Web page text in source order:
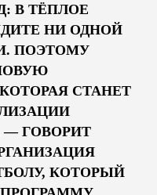
В ТЁПЛОЕ
НИ ОДНОЙ
ПОЭТОМУ
СТАНЕТ
ГОВОРИТ
КОТОРЫЙ
12